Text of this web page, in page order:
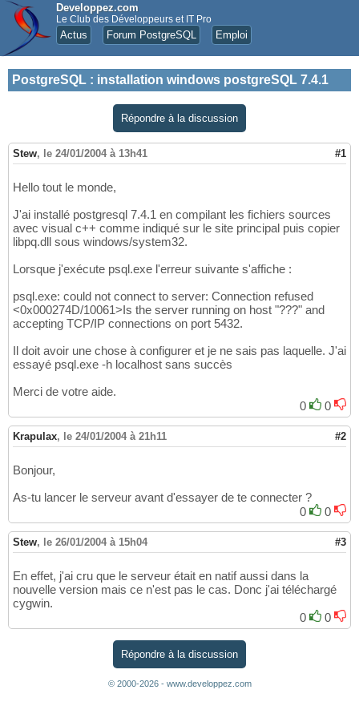
Developpez.com
Le Club des Développeurs et IT Pro
Actus Forum PostgreSQL Emploi
PostgreSQL : installation windows postgreSQL 7.4.1
Répondre à la discussion
Stew, le 24/01/2004 à 13h41 #1
Hello tout le monde,
J'ai installé postgresql 7.4.1 en compilant les fichiers sources
avec visual c++ comme indiqué sur le site principal puis copier
libpq.dll sous windows/system32.
Lorsque j'exécute psql.exe l'erreur suivante s'affiche :
psql.exe: could not connect to server: Connection refused
<0x000274D/10061>Is the server running on host "???" and
accepting TCP/IP connections on port 5432.
Il doit avoir une chose à configurer et je ne sais pas laquelle. J'ai
essayé psql.exe -h localhost sans succès
Merci de votre aide.
0
0
Krapulax, le 24/01/2004 à 21h11 #2
Bonjour,
As-tu lancer le serveur avant d'essayer de te connecter ?
0
0
Stew, le 26/01/2004 à 15h04 #3
En effet, j'ai cru que le serveur était en natif aussi dans la
nouvelle version mais ce n'est pas le cas. Donc j'ai téléchargé
cygwin.
0
0
Répondre à la discussion
© 2000-2026 - www.developpez.com